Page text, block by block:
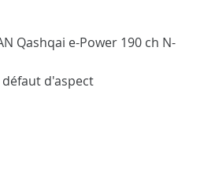
d'aspect